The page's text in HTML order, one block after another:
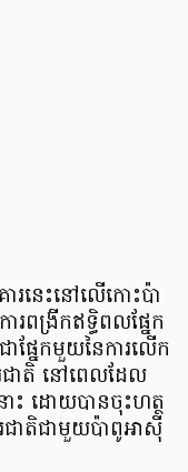
រនេះនៅលើកោះប៉ា
រពង្រីកឥទ្ធិពលផ្នែក
ផ្នែកមួយនៃការលើក
ជាតិ នៅពេលដែល
ះ ដោយបានចុះហត្ថ
ជាតិជាមួយប៉ាពូអាស៊ី